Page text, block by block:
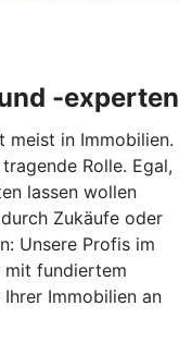
-experten
meist in Immobilien.
Rolle. Egal,
lassen wollen
Zukäufe oder
Unsere Profis im
mit fundiertem
Immobilien an